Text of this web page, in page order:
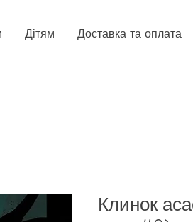
Дітям Доставка та оплата
Клинок